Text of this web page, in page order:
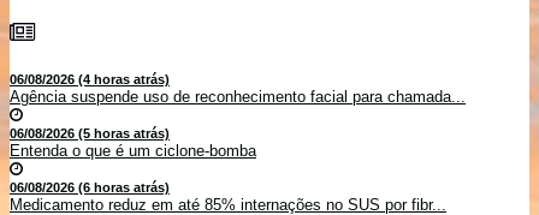
06/08/2026 (4 horas atrás)
Agência suspende uso de reconhecimento facial para chamada...
06/08/2026 (5 horas atrás)
Entenda o que é um ciclone-bomba
06/08/2026 (6 horas atrás)
Medicamento reduz em até 85% internações no SUS por fibr...